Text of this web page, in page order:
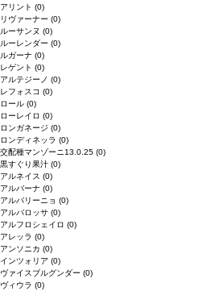
アリント (0)
リヴァーナー (0)
ルーサンヌ (0)
ルーレンダー (0)
ルガーナ (0)
レゲント (0)
アルテジーノ (0)
レフォスコ (0)
ロール (0)
ローレイロ (0)
ロンガネージ (0)
ロンディネッラ (0)
交配種マンゾーニ13.0.25 (0)
黒すぐり果汁 (0)
アルネイス (0)
アルバーナ (0)
アルバリーニョ (0)
アルバロッサ (0)
アルフロシェイロ (0)
アレッラ (0)
アンソニカ (0)
インツォリア (0)
ヴァイスブルグンダー (0)
ヴィウラ (0)